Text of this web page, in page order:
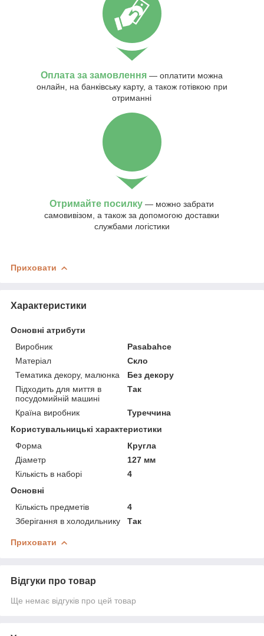
Оплата за замовлення — оплатити можна
онлайн, на банківську карту, а також готівкою при
отриманні
Отримайте посилку — можно забрати
самовивізом, а також за допомогою доставки
службами логістики
Приховати
Характеристики
Основні атрибути
Виробник
Pasabahce
Матеріал
Скло
Тематика декору, малюнка
Без декору
Підходить для миття в
посудомийній машині
Так
Країна виробник
Туреччина
Користувальницькі характеристики
Форма
Кругла
Діаметр
127 мм
Кількість в наборі
4
Основні
Кількість предметів
4
Зберігання в холодильнику
Так
Приховати
Відгуки про товар
Ще немає відгуків про цей товар